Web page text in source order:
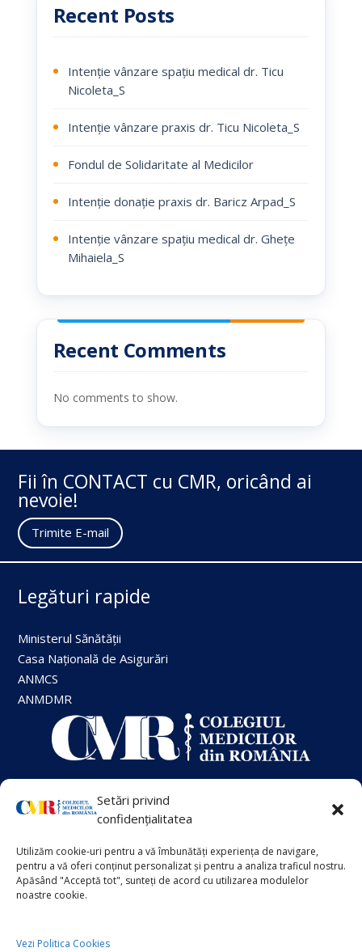
Setări privind
confidențialitatea
Utilizăm cookie-uri pentru a vă îmbunătăți experiența de navigare,
pentru a vă oferi conținut personalizat și pentru a analiza traficul nostru.
Apăsând "Acceptă tot", sunteți de acord cu utilizarea modulelor
noastre cookie.
Vezi Politica Cookies
Recent Posts
Intenție vânzare spațiu medical dr. Ticu
Nicoleta_S
Intenție vânzare praxis dr. Ticu Nicoleta_S
Fondul de Solidaritate al Medicilor
Intenție donație praxis dr. Baricz Arpad_S
Intenție vânzare spațiu medical dr. Ghețe
Mihaiela_S
Recent Comments
No comments to show.
Fii în CONTACT cu CMR, oricând ai
nevoie!
Trimite E-mail
Legături rapide
Ministerul Sănătății
Casa Națională de Asigurări
ANMCS
ANMDMR
+40 21 413 88 00
VECHIUL SITE
Info Suplimentar
Politica de Confidențialitate